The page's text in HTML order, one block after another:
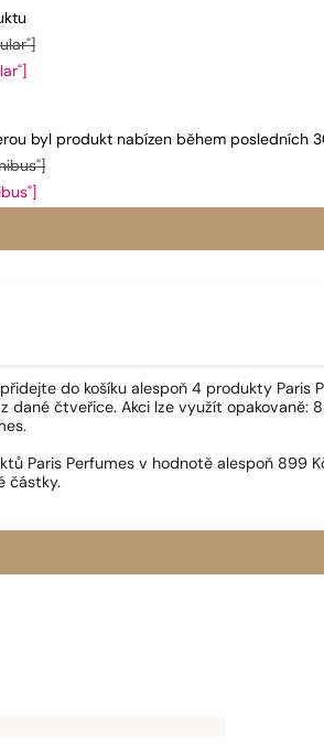
byl produkt nabízen během posledních
do košíku alespoň 4 produkty
dané čtveřice. Akci lze využít opakovaně:
Paris Perfumes v hodnotě alespoň
částky.